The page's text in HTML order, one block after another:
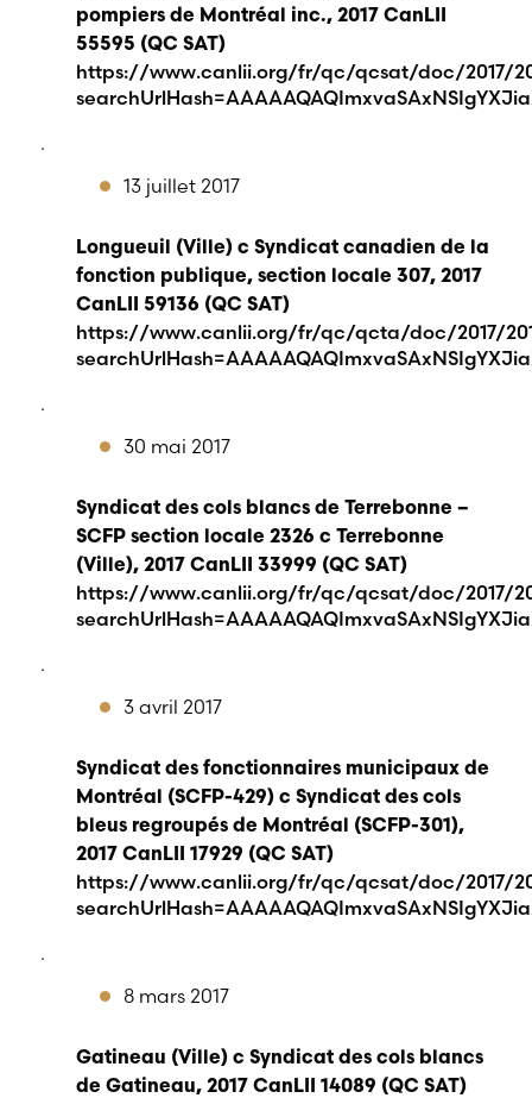
pompiers de Montréal inc., 2017 CanLII
55595 (QC SAT)
https://www.canlii.org/fr/qc/qcsat/doc/2017/
.
13 juillet 2017
Longueuil (Ville) c Syndicat canadien de la
fonction publique, section locale 307, 2017
CanLII 59136 (QC SAT)
https://www.canlii.org/fr/qc/qcta/doc/2017/
.
30 mai 2017
Syndicat des cols blancs de Terrebonne –
SCFP section locale 2326 c Terrebonne
(Ville), 2017 CanLII 33999 (QC SAT)
https://www.canlii.org/fr/qc/qcsat/doc/2017/
.
3 avril 2017
Syndicat des fonctionnaires municipaux de
Montréal (SCFP-429) c Syndicat des cols
bleus regroupés de Montréal (SCFP-301),
2017 CanLII 17929 (QC SAT)
https://www.canlii.org/fr/qc/qcsat/doc/2017/
.
8 mars 2017
Gatineau (Ville) c Syndicat des cols blancs
de Gatineau, 2017 CanLII 14089 (QC SAT)